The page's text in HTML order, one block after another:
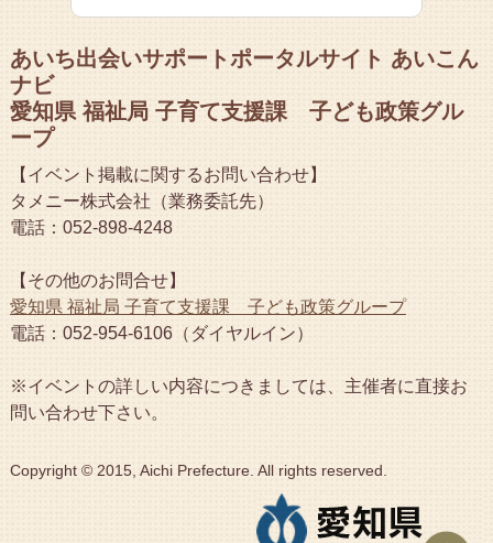
あいち出会いサポートポータルサイト あいこん
ナビ
愛知県 福祉局 子育て支援課 子ども政策グル
ープ
【イベント掲載に関するお問い合わせ】
タメニー株式会社（業務委託先）
電話：052-898-4248
【その他のお問合せ】
愛知県 福祉局 子育て支援課 子ども政策グループ
電話：052-954-6106（ダイヤルイン）
※イベントの詳しい内容につきましては、主催者に直接お
問い合わせ下さい。
Copyright © 2015, Aichi Prefecture. All rights reserved.